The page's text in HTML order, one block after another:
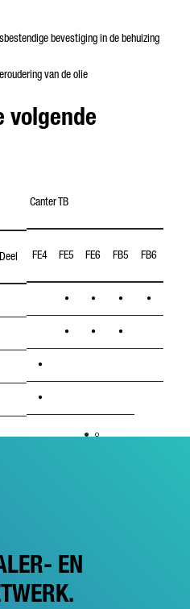
bevestiging in de behuizing
van de olie
volgende
Canter TB
FE4 FE5 FE6 FB5 FB6
• • • •
• • •
•
•
EN